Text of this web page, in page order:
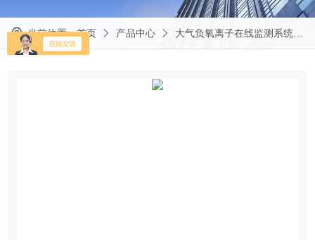
当前位置：首页 产品中心 大气负氧离子在线监测系统